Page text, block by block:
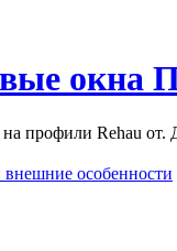
окна
профили Rehau от.